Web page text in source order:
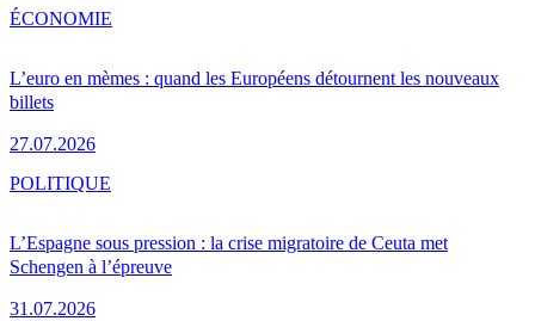
L’euro en mèmes : quand les Européens détournent les nouveaux
billets
27.07.2026
ÉCONOMIE
L’Espagne sous pression : la crise migratoire de Ceuta met
Schengen à l’épreuve
31.07.2026
POLITIQUE